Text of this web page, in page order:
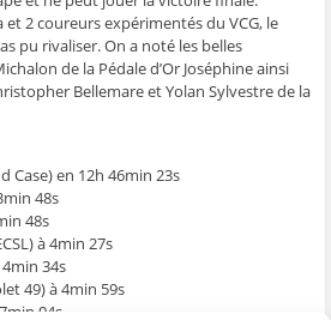
o
u
v
e
d
a
e
o
u
v
e
l
l
e
(
o
u
v
r
e
d
n
v
l
v
r
e
d
a
n
s
o
e
a
m
i
o
u
v
et 2 coureurs expérimentés du VCG, le
pu rivaliser. On a noté les belles
de la Pédale d’Or Joséphine ainsi
Bellemare et Yolan Sylvestre de la
Case) en 12h 46min 23s
48s
48s
à 4min 27s
34s
49) à 4min 59s
04s